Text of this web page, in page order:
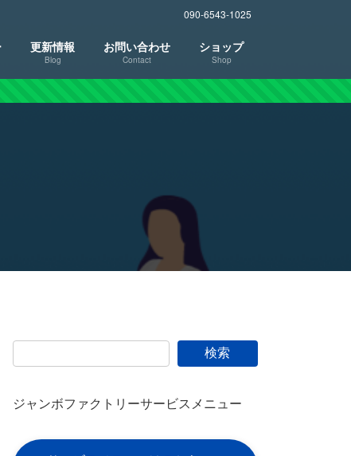
090-6543-1025
更新情報
Blog
お問い合わせ
Contact
ショップ
Shop
検索
ジャンボファクトリーサービスメニュー